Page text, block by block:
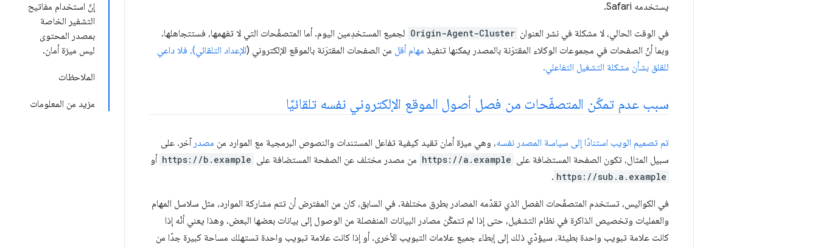
إنّ استخدام مفاتيح
التشفير الخاصة
بمصدر المحتوى
ليس ميزة أمان.
الملاحظات
مزيد من المعلومات
يستخدمه Safari.
في الوقت الحالي، لا مشكلة في نشر العنوان Origin-Agent-Cluster لجميع المستخدِمين اليوم. أما المتصفّحات التي لا تفهمها، فستتجاهلها.
وبما أنّ الصفحات في مجموعات الوكلاء المقترَنة بالمصدر يمكنها تنفيذ مهام أقل من الصفحات المقترَنة بالموقع الإلكتروني (الإعداد التلقائي)، فلا داعي
للقلق بشأن مشكلة التشغيل التفاعلي.
سبب عدم تمكّن المتصفّحات من فصل أصول الموقع الإلكتروني نفسه تلقائيًا
تم تصميم الويب استنادًا إلى سياسة المصدر نفسه، وهي ميزة أمان تقيد كيفية تفاعل المستندات والنصوص البرمجية مع الموارد من مصدر آخر. على
سبيل المثال، تكون الصفحة المستضافة على https://a.example من مصدر مختلف عن الصفحة المستضافة على https://b.example أو
https://sub.a.example
.
في الكواليس، تستخدم المتصفّحات الفصل الذي تقدّمه المصادر بطرق مختلفة. في السابق، كان من المفترض أن تتم مشاركة الموارد، مثل سلاسل المهام
والعمليات وتخصيص الذاكرة في نظام التشغيل، حتى إذا لم تتمكّن مصادر البيانات المنفصلة من الوصول إلى بيانات بعضها البعض. وهذا يعني أنّه إذا
كانت علامة تبويب واحدة بطيئة، سيؤدّي ذلك إلى إبطاء جميع علامات التبويب الأخرى. أو إذا كانت علامة تبويب واحدة تستهلك مساحة كبيرة جدًا من